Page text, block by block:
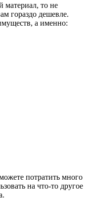
то не
гораздо дешевле.
а именно:
потратить много
на что-то другое